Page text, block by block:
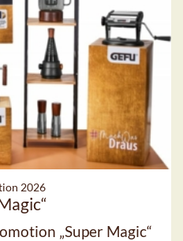
2026
„Super Magic“